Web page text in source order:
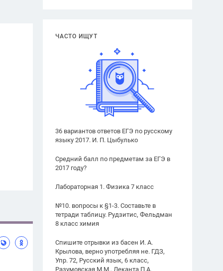
ЧАСТО ИЩУТ
36 вариантов ответов ЕГЭ по русскому
языку 2017. И. П. Цыбулько
Средний балл по предметам за ЕГЭ в
2017 году?
Лабораторная 1. Физика 7 класс
№10. вопросы к §1-3. Составьте в
тетради таблицу. Рудзитис, Фельдман
8 класс химия
Спишите отрывки из басен И. А.
Крылова, верно употребляя не. ГДЗ,
Упр. 72, Русский язык, 6 класс,
Разумовская М.М., Леканта П.А.